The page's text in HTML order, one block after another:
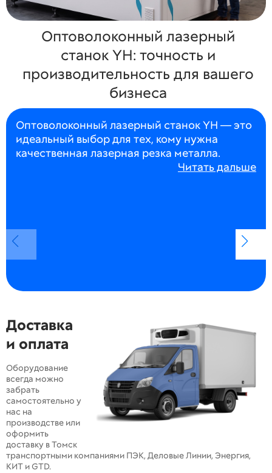
Оптоволоконный лазерный
станок YH: точность и
производительность для вашего
бизнеса
Оптоволоконный лазерный станок YH — это
идеальный выбор для тех, кому нужна
качественная лазерная резка металла.
Читать дальше
Доставка
и оплата
Оборудование
всегда можно
забрать
самостоятельно у
нас на
производстве или
оформить
доставку в Томск
транспортными компаниями ПЭК, Деловые Линии, Энергия,
КИТ и GTD.